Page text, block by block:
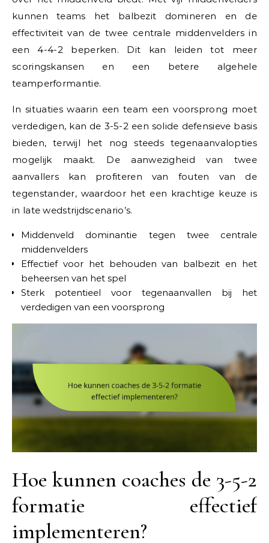
kunnen teams het balbezit domineren en de
effectiviteit van de twee centrale middenvelders in
een 4-4-2 beperken. Dit kan leiden tot meer
scoringskansen en een betere algehele
teamperformantie.
In situaties waarin een team een voorsprong moet
verdedigen, kan de 3-5-2 een solide defensieve basis
bieden, terwijl het nog steeds tegenaanvalopties
mogelijk maakt. De aanwezigheid van twee
aanvallers kan profiteren van fouten van de
tegenstander, waardoor het een krachtige keuze is
in late wedstrijdscenario’s.
Middenveld dominantie tegen twee centrale
middenvelders
Effectief voor het behouden van balbezit en het
beheersen van het spel
Sterk potentieel voor tegenaanvallen bij het
verdedigen van een voorsprong
Hoe kunnen coaches de 3-5-2
formatie effectief
implementeren?